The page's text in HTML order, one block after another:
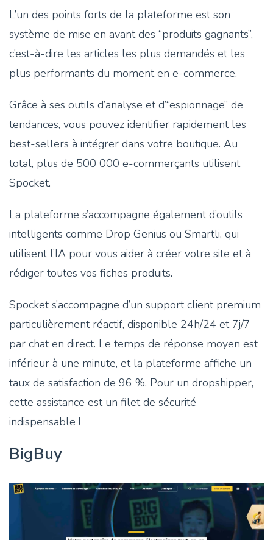
L’un des points forts de la plateforme est son
système de mise en avant des “produits gagnants”,
c’est-à-dire les articles les plus demandés et les
plus performants du moment en e-commerce.
Grâce à ses outils d’analyse et d’“espionnage” de
tendances, vous pouvez identifier rapidement les
best-sellers à intégrer dans votre boutique. Au
total, plus de 500 000 e-commerçants utilisent
Spocket.
La plateforme s’accompagne également d’outils
intelligents comme Drop Genius ou Smartli, qui
utilisent l’IA pour vous aider à créer votre site et à
rédiger toutes vos fiches produits.
Spocket s’accompagne d’un support client premium
particulièrement réactif, disponible 24h/24 et 7j/7
par chat en direct. Le temps de réponse moyen est
inférieur à une minute, et la plateforme affiche un
taux de satisfaction de 96 %. Pour un dropshipper,
cette assistance est un filet de sécurité
indispensable !
BigBuy